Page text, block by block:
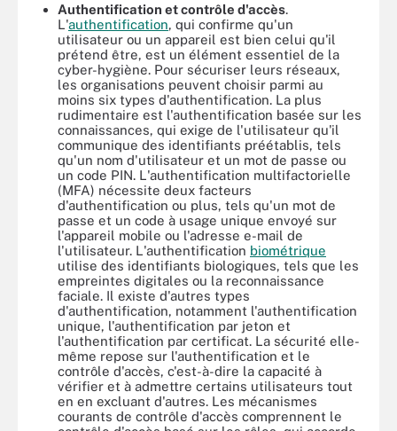
Authentification et contrôle d'accès.
L'authentification, qui confirme qu'un
utilisateur ou un appareil est bien celui qu'il
prétend être, est un élément essentiel de la
cyber-hygiène. Pour sécuriser leurs réseaux,
les organisations peuvent choisir parmi au
moins six types d'authentification. La plus
rudimentaire est l'authentification basée sur les
connaissances, qui exige de l'utilisateur qu'il
communique des identifiants préétablis, tels
qu'un nom d'utilisateur et un mot de passe ou
un code PIN. L'authentification multifactorielle
(MFA) nécessite deux facteurs
d'authentification ou plus, tels qu'un mot de
passe et un code à usage unique envoyé sur
l'appareil mobile ou l'adresse e-mail de
l'utilisateur. L'authentification biométrique
utilise des identifiants biologiques, tels que les
empreintes digitales ou la reconnaissance
faciale. Il existe d'autres types
d'authentification, notamment l'authentification
unique, l'authentification par jeton et
l'authentification par certificat. La sécurité elle-
même repose sur l'authentification et le
contrôle d'accès, c'est-à-dire la capacité à
vérifier et à admettre certains utilisateurs tout
en en excluant d'autres. Les mécanismes
courants de contrôle d'accès comprennent le